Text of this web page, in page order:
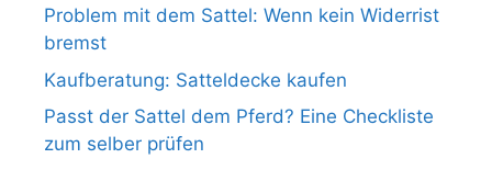
Problem mit dem Sattel: Wenn kein Widerrist
bremst
Kaufberatung: Satteldecke kaufen
Passt der Sattel dem Pferd? Eine Checkliste
zum selber prüfen